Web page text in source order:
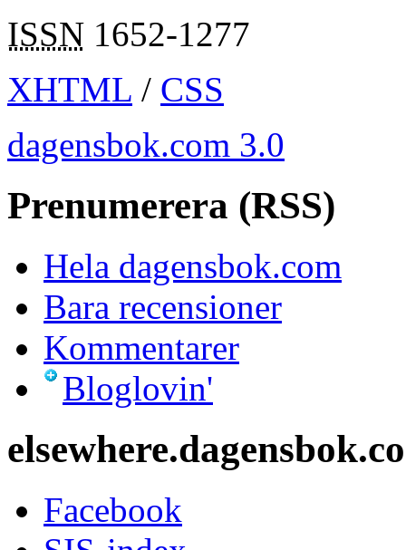
ISSN 1652-1277
XHTML / CSS
dagensbok.com 3.0
Prenumerera (RSS)
Hela dagensbok.com
Bara recensioner
Kommentarer
Bloglovin'
Facebook